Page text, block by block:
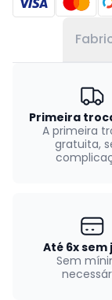
Primeira
A primeira
gratuita,
Até 6x sem
Sem